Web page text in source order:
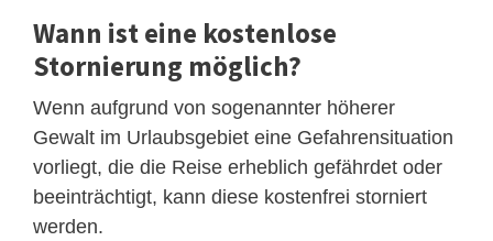
Wann ist eine kostenlose
Stornierung möglich?
Wenn aufgrund von sogenannter höherer
Gewalt im Urlaubsgebiet eine Gefahrensituation
vorliegt, die die Reise erheblich gefährdet oder
beeinträchtigt, kann diese kostenfrei storniert
werden.